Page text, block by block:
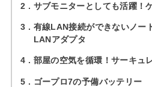
2 サブモニターとしても活躍！
3
有線LAN接続ができないノー
LANアダプタ
4 部屋の空気を循環！サーキュ
5 ゴープロ7の予備バッテリー